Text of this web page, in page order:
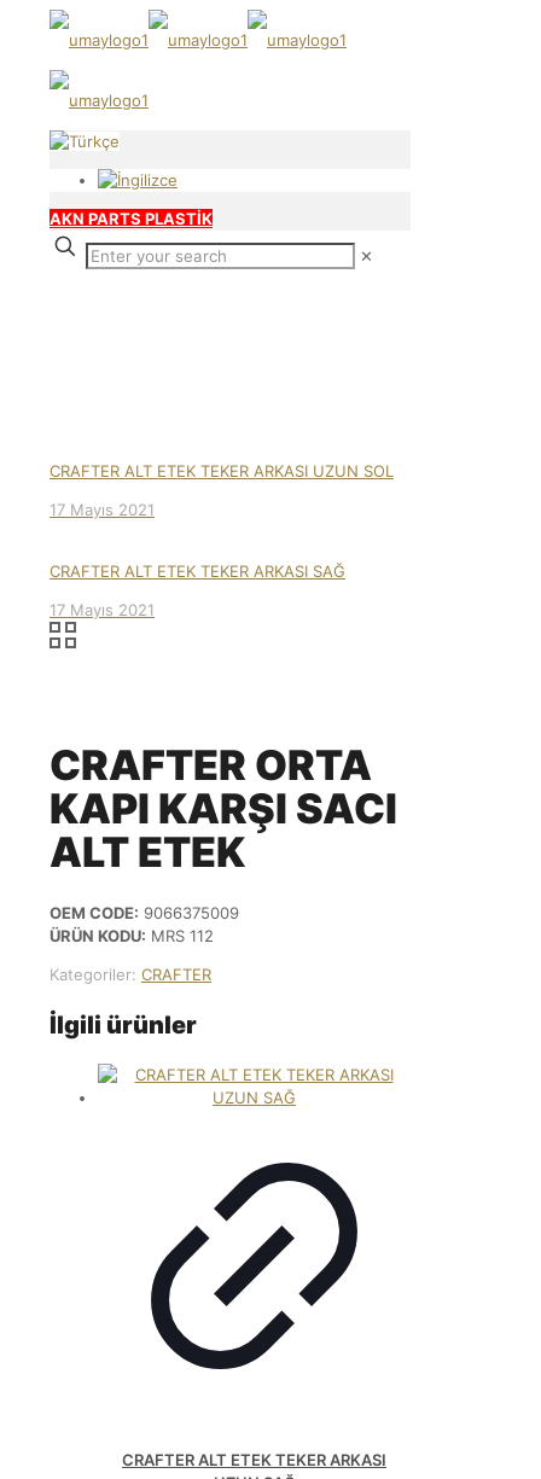
AKN PARTS PLASTİK
✕
CRAFTER ALT ETEK TEKER ARKASI UZUN SOL
17 Mayıs 2021
CRAFTER ALT ETEK TEKER ARKASI SAĞ
17 Mayıs 2021
CRAFTER ORTA
KAPI KARŞI SACI
ALT ETEK
OEM CODE: 9066375009
ÜRÜN KODU: MRS 112
Kategoriler: CRAFTER
İlgili ürünler
CRAFTER ALT ETEK TEKER ARKASI